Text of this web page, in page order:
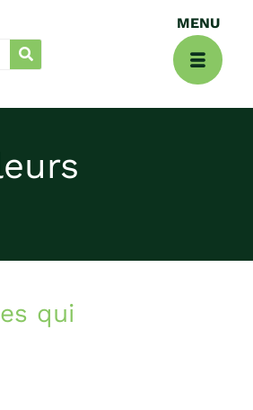
qui